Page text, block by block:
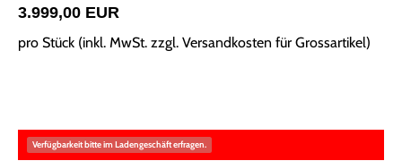
3.999,00 EUR
pro Stück (inkl. MwSt. zzgl. Versandkosten für Grossartikel)
Verfügbarkeit bitte im Ladengeschäft erfragen.